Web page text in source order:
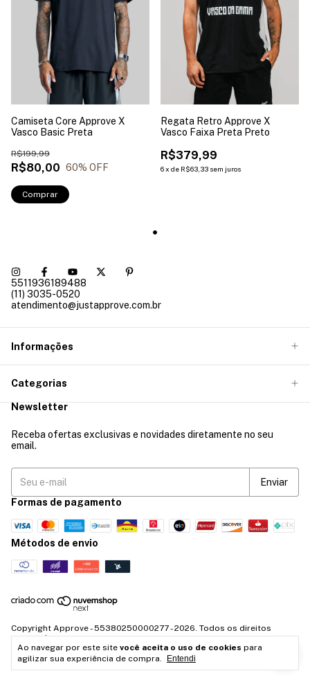
Ao navegar por este site você aceita o uso de cookies para
agilizar sua experiência de compra.
Entendi
Camiseta Core Approve X
Vasco Basic Preta
R$80,00
R$199,99
60% OFF
Comprar
Regata Retro Approve X
Vasco Faixa Preta Preto
R$379,99
6x de R$63,33 sem juros
5511936189488
(11) 3035-0520
atendimento@justapprove.com.br
Informações
Categorias
Newsletter
Receba ofertas exclusivas e novidades diretamente no seu
email.
Formas de pagamento
Métodos de envio
Copyright Approve - 55380250000277 - 2026. Todos os direitos
reservados.